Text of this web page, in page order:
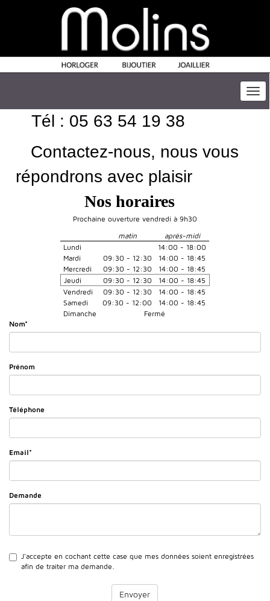
Tél : 05 63 54 19 38
Contactez-nous, nous vous
répondrons avec plaisir
Nos horaires
Prochaine ouverture vendredi à 9h30
matin
après-midi
Lundi
14:00 - 18:00
Mardi
09:30 - 12:30
14:00 - 18:45
Mercredi
09:30 - 12:30
14:00 - 18:45
Jeudi
09:30 - 12:30
14:00 - 18:45
Vendredi
09:30 - 12:30
14:00 - 18:45
Samedi
09:30 - 12:00
14:00 - 18:45
Dimanche
Fermé
Nom*
Prénom
Téléphone
Email*
Demande
J'accepte en cochant cette case que mes données soient enregistrées
afin de traiter ma demande.
Envoyer